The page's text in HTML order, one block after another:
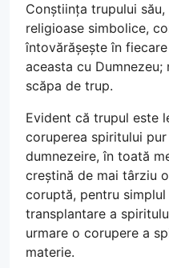
Conștiința trupului
religioase simbolice,
întovărășește în
aceasta cu
scăpa de trup.
Evident că trupul este
coruperea spiritului
dumnezeire, în toată
creștină de mai târziu
coruptă, pentru
transplantare a
urmare o corupere a
materie.